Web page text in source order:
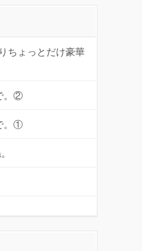
ちょっとだけ豪華
。②
。①